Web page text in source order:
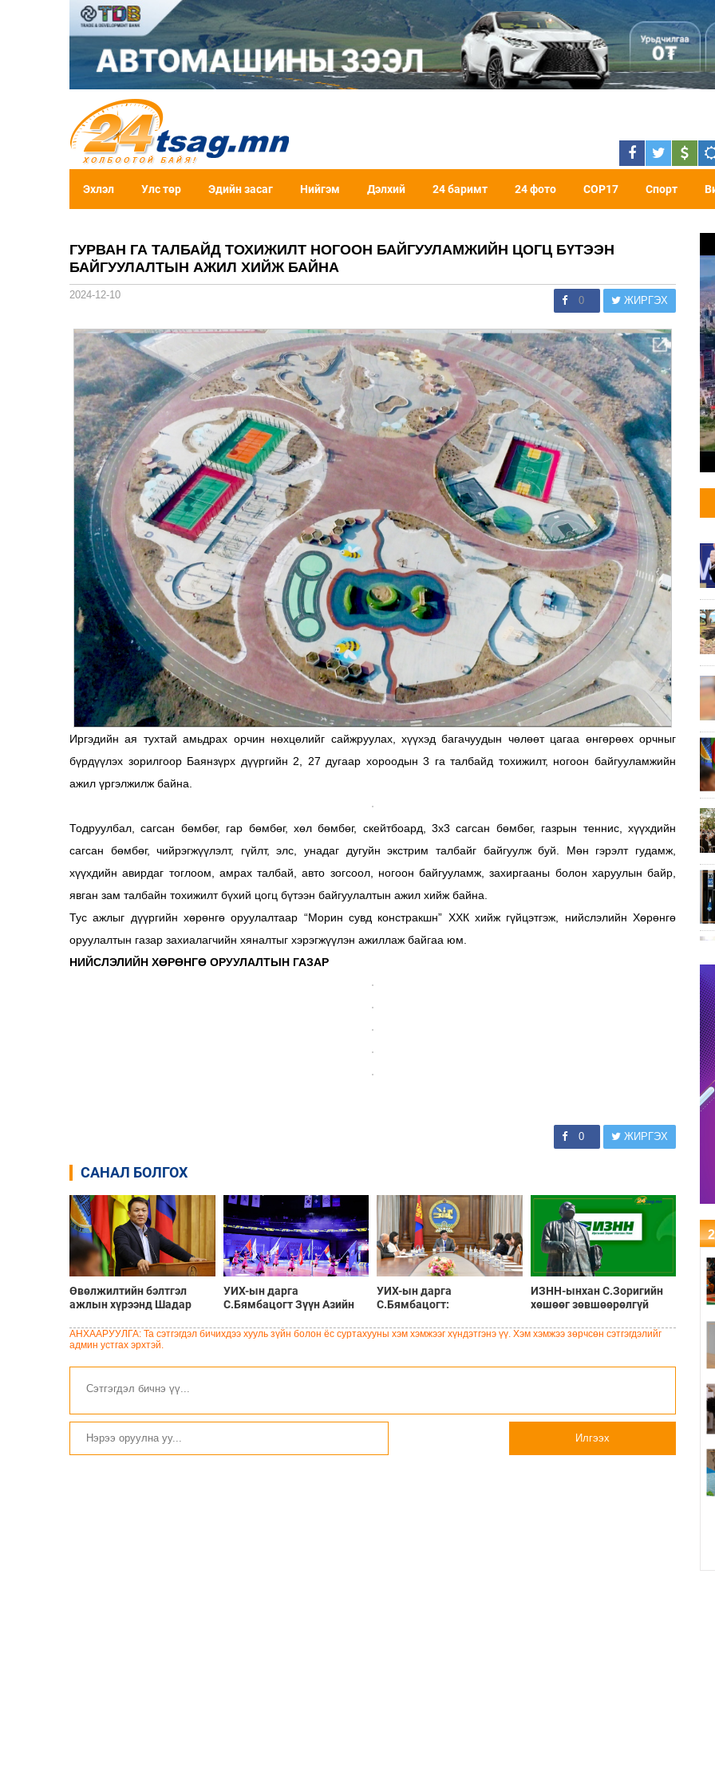
Эхлэл Улс төр Эдийн засаг Нийгэм Дэлхий 24 баримт 24 фото COP17 Спорт
ГУРВАН ГА ТАЛБАЙД ТОХИЖИЛТ НОГООН БАЙГУУЛАМЖИЙН ЦОГЦ БҮТЭЭН
БАЙГУУЛАЛТЫН АЖИЛ ХИЙЖ БАЙНА
2024-12-10 0 ЖИРГЭХ
Иргэдийн ая тухтай амьдрах орчин нөхцөлийг сайжруулах, хүүхэд багачуудын чөлөөт цагаа өнгөрөөх орчныг
бүрдүүлэх зорилгоор Баянзүрх дүүргийн 2, 27 дугаар хороодын 3 га талбайд тохижилт, ногоон байгууламжийн
ажил үргэлжилж байна.
Тодруулбал, сагсан бөмбөг, гар бөмбөг, хөл бөмбөг, скейтбоард, 3x3 сагсан бөмбөг, газрын теннис, хүүхдийн
сагсан бөмбөг, чийрэгжүүлэлт, гүйлт, элс, унадаг дугуйн экстрим талбайг байгуулж буй. Мөн гэрэлт гудамж,
хүүхдийн авирдаг тоглоом, амрах талбай, авто зогсоол,
ногоон байгууламж, захиргааны болон харуулын байр,
явган зам талбайн тохижилт бүхий цогц бүтээн байгуулалтын ажил хийж байна.
Тус ажлыг дүүргийн хөрөнгө оруулалтаар “Морин сувд констракшн” ХХК хийж гүйцэтгэж, нийслэлийн Хөрөнгө
оруулалтын газар захиалагчийн хяналтыг хэрэгжүүлэн ажиллаж байгаа юм.
НИЙСЛЭЛИЙН ХӨРӨНГӨ ОРУУЛАЛТЫН ГАЗАР
0 ЖИРГЭХ
САНАЛ БОЛГОХ
Өвөлжилтийн бэлтгэл
ажлын хүрээнд Шадар
Дорноговь аймагт
ажиллав
УИХ-ын дарга
С.Бямбацогт Зүүн Азийн
волейболын аварга
УИХ-ын дарга
С.Бямбацогт:
хэрэгжилт, амлалтаас илүү
ИЗНН-ынхан С.Зоригийн
хөшөөг зөвшөөрөлгүй
асуудлаар мэдэгдэл
АНХААРУУЛГА: Та сэтгэгдэл бичихдээ хууль зүйн болон ёс суртахууны хэм хэмжээг хүндэтгэнэ үү. Хэм хэмжээ зөрчсөн сэтгэгдэлийг
админ устгах эрхтэй.
Илгээх